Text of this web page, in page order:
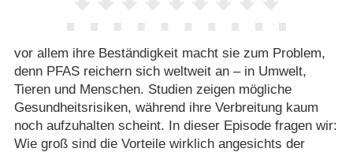
vor allem ihre Beständigkeit macht sie zum Problem,
denn PFAS reichern sich weltweit an – in Umwelt,
Tieren und Menschen. Studien zeigen mögliche
Gesundheitsrisiken, während ihre Verbreitung kaum
noch aufzuhalten scheint. In dieser Episode fragen wir:
Wie groß sind die Vorteile wirklich angesichts der